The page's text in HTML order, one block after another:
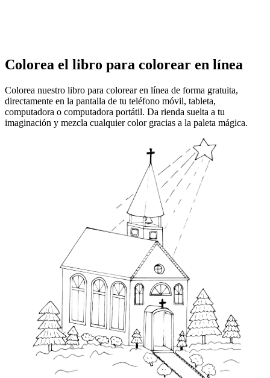
Colorea el libro para colorear en línea
Colorea nuestro libro para colorear en línea de forma gratuita,
directamente en la pantalla de tu teléfono móvil, tableta,
computadora o computadora portátil. Da rienda suelta a tu
imaginación y mezcla cualquier color gracias a la paleta mágica.